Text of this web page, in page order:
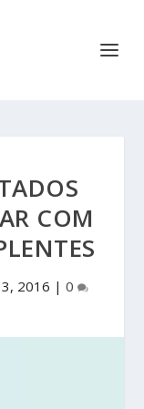
COM
2016 | 0